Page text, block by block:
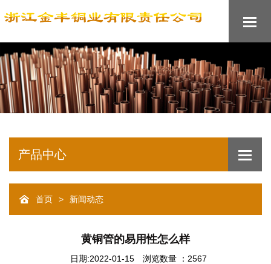
产品中心
首页 > 新闻动态
黄铜管的易用性怎么样
日期:2022-01-15 浏览数量 ：2567